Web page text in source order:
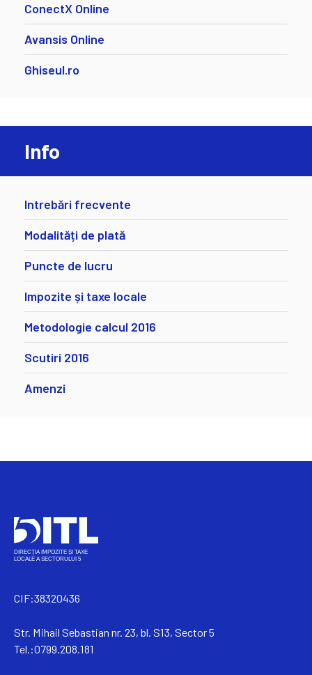
ConectX Online
Avansis Online
Ghiseul.ro
Info
Intrebări frecvente
Modalități de plată
Puncte de lucru
Impozite și taxe locale
Metodologie calcul 2016
Scutiri 2016
Amenzi
CIF:38320436
Str. Mihail Sebastian nr. 23, bl. S13, Sector 5
Tel.:0799.208.181